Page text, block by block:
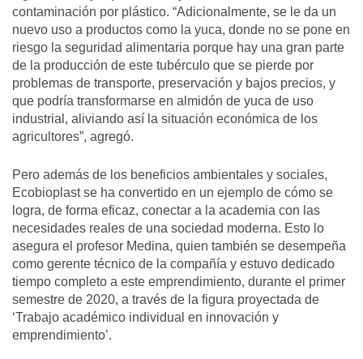
contaminación por plástico. “Adicionalmente, se le da un
nuevo uso a productos como la yuca, donde no se pone en
riesgo la seguridad alimentaria porque hay una gran parte
de la producción de este tubérculo que se pierde por
problemas de transporte, preservación y bajos precios, y
que podría transformarse en almidón de yuca de uso
industrial, aliviando así la situación económica de los
agricultores”, agregó.
Pero además de los beneficios ambientales y sociales,
Ecobioplast se ha convertido en un ejemplo de cómo se
logra, de forma eficaz, conectar a la academia con las
necesidades reales de una sociedad moderna. Esto lo
asegura el profesor Medina, quien también se desempeña
como gerente técnico de la compañía y estuvo dedicado
tiempo completo a este emprendimiento, durante el primer
semestre de 2020, a través de la figura proyectada de
‘Trabajo académico individual en innovación y
emprendimiento’.